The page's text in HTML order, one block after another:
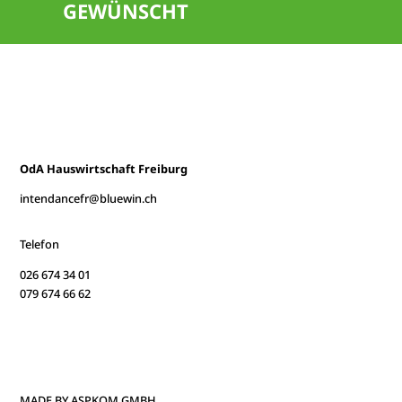
GEWÜNSCHT
OdA Hauswirtschaft Freiburg
intendancefr@bluewin.ch
Telefon
026 674 34 01
079 674 66 62